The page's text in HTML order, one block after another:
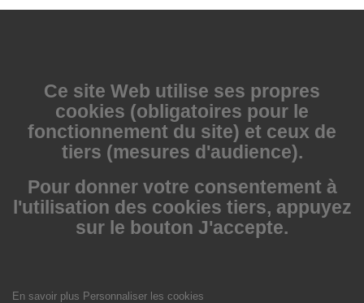
Ce site Web utilise ses propres
cookies (obligatoires pour le
fonctionnement du site) et ceux de
tiers (mesures d'audience).
Pour donner votre consentement à
l'utilisation des cookies tiers, appuyez
sur le bouton J'accepte.
En savoir plus Personnaliser les cookies